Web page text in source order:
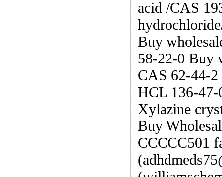
acid /CAS
Buy
58-22-0 Buy
CAS 62-44-2
HCL 136-47-
Xylazine
Buy
CCCCC501